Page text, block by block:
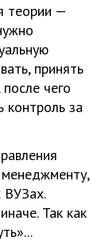
теории —
принять
чего
контроль за
ВУЗах.
Так как